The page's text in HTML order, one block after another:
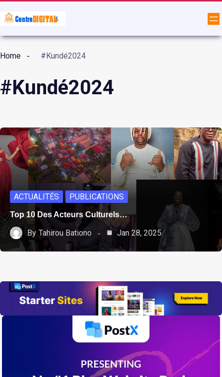
Home #Kundé2024
#Kundé2024
ACTUALITÉS PUBLICATIONS
Top 10 Des Acteurs Culturels…
By Tahirou Bationo Jan 28, 2025